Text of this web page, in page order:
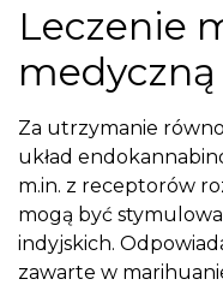
Leczenie
Za utrzymanie
układ
m.in. z receptorów
mogą być
indyjskich.
zawarte w